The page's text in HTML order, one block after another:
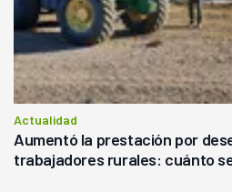
Actualidad
Aumentó la prestación por
trabajadores rurales: cuánto